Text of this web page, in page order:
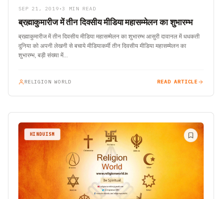
SEP 21, 2019 • 3 MIN READ
ब्रह्माकुमारीज में तीन दिवसीय मीडिया महासम्मेलन का शुभारम्भ
ब्रह्माकुमारीज में तीन दिवसीय मीडिया महासम्मेलन का शुभारम्भ आसुरी दावानल में धधकती
दुनिया को अपनी लेखनी से बचाये मीडियाकर्मी तीन दिवसीय मीडिया महासम्मेलन का
शुभारम्भ, बड़ी संख्या में…
RELIGION WORLD READ ARTICLE
HINDUISM